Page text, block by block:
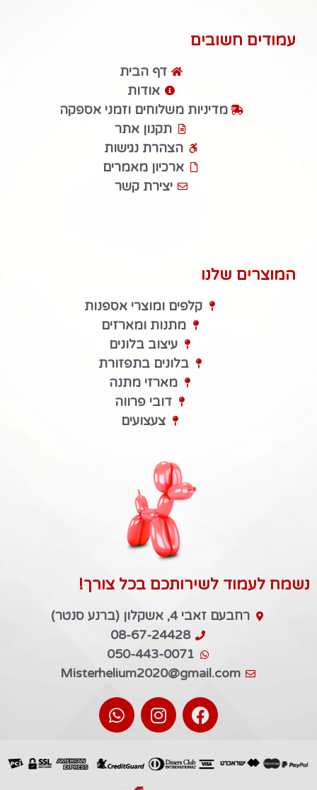
עמודים חשובים
דף הבית
אודות
מדיניות משלוחים וזמני אספקה
תקנון אתר
הצהרת נגישות
ארכיון מאמרים
יצירת קשר
המוצרים שלנו
קלפים ומוצרי אספנות
מתנות ומארזים
עיצוב בלונים
בלונים בתפזורת
מארזי מתנה
דובי פרווה
צעצועים
נשמח לעמוד לשירותכם בכל צורך!
רחבעם זאבי 4, אשקלון (ברנע סנטר)
08-67-24428
050-443-0071
Misterhelium2020@gmail.com